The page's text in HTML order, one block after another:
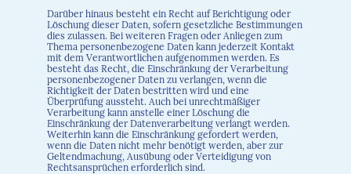
Darüber hinaus besteht ein Recht auf Berichtigung oder
Löschung dieser Daten, sofern gesetzliche Bestimmungen
dies zulassen. Bei weiteren Fragen oder Anliegen zum
Thema personenbezogene Daten kann jederzeit Kontakt
mit dem Verantwortlichen aufgenommen werden. Es
besteht das Recht, die Einschränkung der Verarbeitung
personenbezogener Daten zu verlangen, wenn die
Richtigkeit der Daten bestritten wird und eine
Überprüfung aussteht. Auch bei unrechtmäßiger
Verarbeitung kann anstelle einer Löschung die
Einschränkung der Datenverarbeitung verlangt werden.
Weiterhin kann die Einschränkung gefordert werden,
wenn die Daten nicht mehr benötigt werden, aber zur
Geltendmachung, Ausübung oder Verteidigung von
Rechtsansprüchen erforderlich sind.